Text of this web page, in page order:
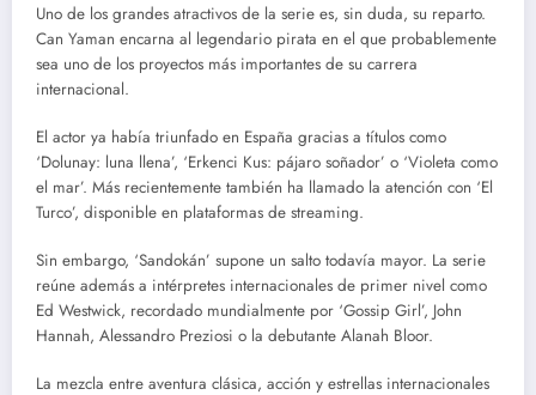
Uno de los grandes atractivos de la serie es, sin duda, su reparto.
Can Yaman encarna al legendario pirata en el que probablemente
sea uno de los proyectos más importantes de su carrera
internacional.
El actor ya había triunfado en España gracias a títulos como
‘Dolunay: luna llena’, ‘Erkenci Kus: pájaro soñador’ o ‘Violeta como
el mar’. Más recientemente también ha llamado la atención con ‘El
Turco’, disponible en plataformas de streaming.
Sin embargo, ‘Sandokán’ supone un salto todavía mayor. La serie
reúne además a intérpretes internacionales de primer nivel como
Ed Westwick, recordado mundialmente por ‘Gossip Girl’, John
Hannah, Alessandro Preziosi o la debutante Alanah Bloor.
La mezcla entre aventura clásica, acción y estrellas internacionales